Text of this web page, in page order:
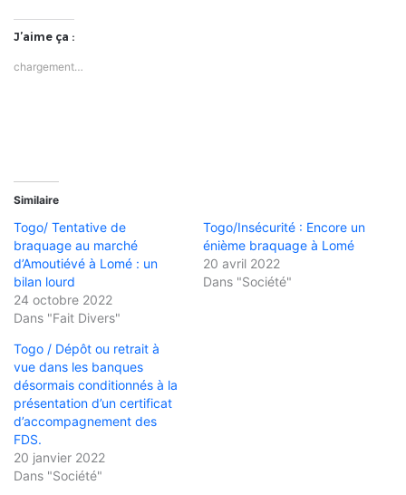
J’aime ça :
chargement…
Similaire
Togo/ Tentative de
braquage au marché
d’Amoutiévé à Lomé : un
bilan lourd
24 octobre 2022
Dans "Fait Divers"
Togo/Insécurité : Encore un
énième braquage à Lomé
20 avril 2022
Dans "Société"
Togo / Dépôt ou retrait à
vue dans les banques
désormais conditionnés à la
présentation d’un certificat
d’accompagnement des
FDS.
20 janvier 2022
Dans "Société"